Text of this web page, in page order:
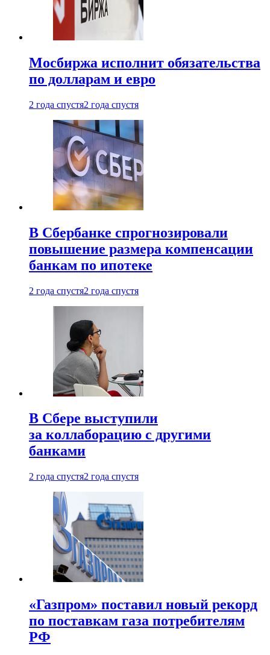
Мосбиржа исполнит обязательства
по долларам и евро
2 года спустя2 года спустя
В Сбербанке спрогнозировали
повышение размера компенсации
банкам по ипотеке
2 года спустя2 года спустя
В Сбере выступили
за коллаборацию с другими
банками
2 года спустя2 года спустя
«Газпром» поставил новый рекорд
по поставкам газа потребителям
РФ